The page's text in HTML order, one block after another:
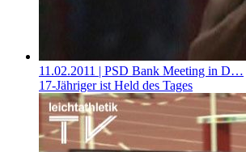
11.02.2011 | PSD Bank Meeting in D…
17-Jähriger ist Held des Tages